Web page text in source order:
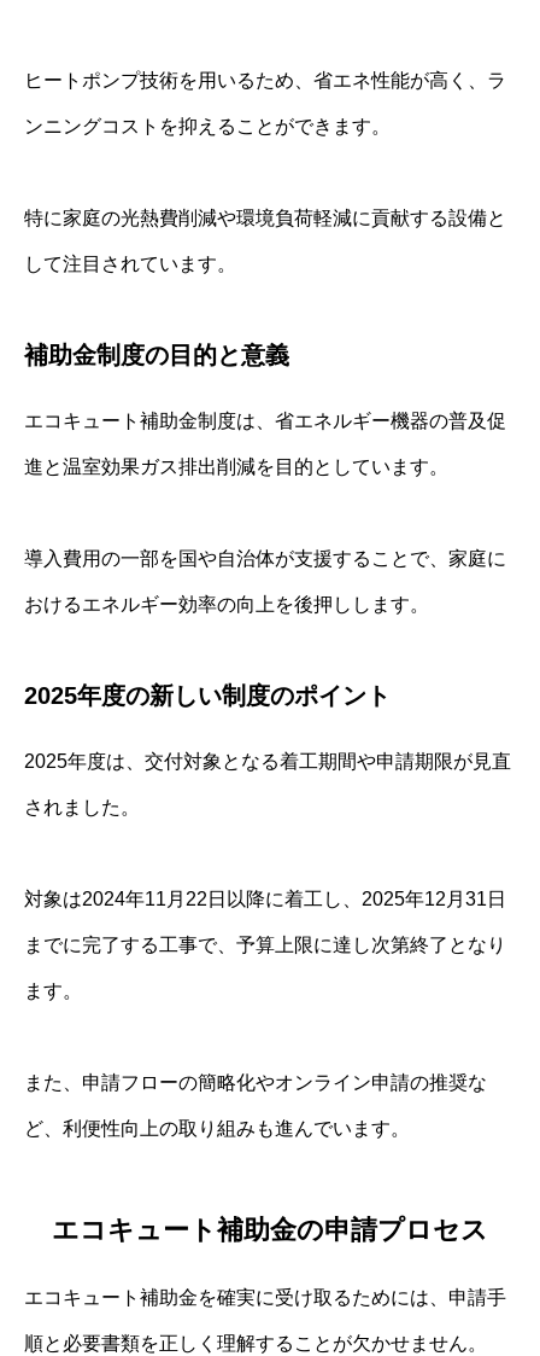
ヒートポンプ技術を用いるため、省エネ性能が高く、ラ
ンニングコストを抑えることができます。
特に家庭の光熱費削減や環境負荷軽減に貢献する設備と
して注目されています。
補助金制度の目的と意義
エコキュート補助金制度は、省エネルギー機器の普及促
進と温室効果ガス排出削減を目的としています。
導入費用の一部を国や自治体が支援することで、家庭に
おけるエネルギー効率の向上を後押しします。
2025年度の新しい制度のポイント
2025年度は、交付対象となる着工期間や申請期限が見直
されました。
対象は2024年11月22日以降に着工し、2025年12月31日
までに完了する工事で、予算上限に達し次第終了となり
ます。
また、申請フローの簡略化やオンライン申請の推奨な
ど、利便性向上の取り組みも進んでいます。
エコキュート補助金の申請プロセス
エコキュート補助金を確実に受け取るためには、申請手
順と必要書類を正しく理解することが欠かせません。